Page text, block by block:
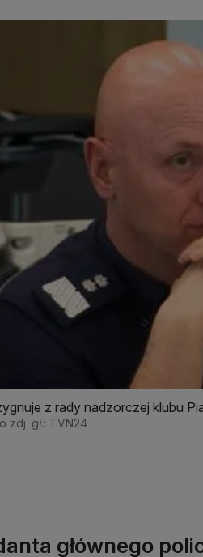
z rady nadzorczej klubu
zdj. gł.: TVN24
głównego